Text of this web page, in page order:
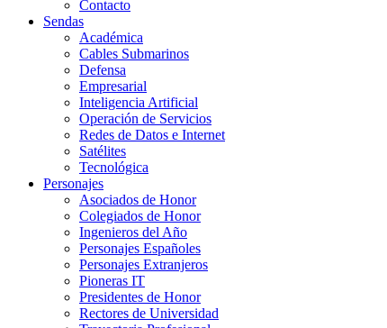
Contacto
Sendas
Académica
Cables Submarinos
Defensa
Empresarial
Inteligencia Artificial
Operación de Servicios
Redes de Datos e Internet
Satélites
Tecnológica
Personajes
Asociados de Honor
Colegiados de Honor
Ingenieros del Año
Personajes Españoles
Personajes Extranjeros
Pioneras IT
Presidentes de Honor
Rectores de Universidad